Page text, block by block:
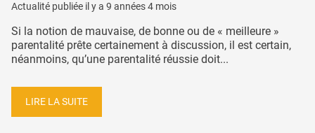
Actualité publiée il y a 9 années 4 mois
Si la notion de mauvaise, de bonne ou de « meilleure »
parentalité prête certainement à discussion, il est certain,
néanmoins, qu’une parentalité réussie doit...
LIRE LA SUITE